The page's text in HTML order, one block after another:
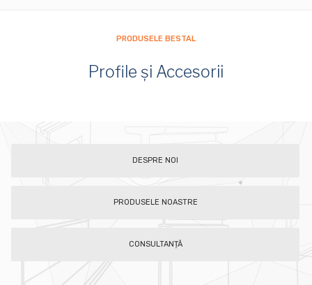
PRODUSELE BESTAL
Profile și Accesorii
DESPRE NOI
PRODUSELE NOASTRE
CONSULTANȚĂ